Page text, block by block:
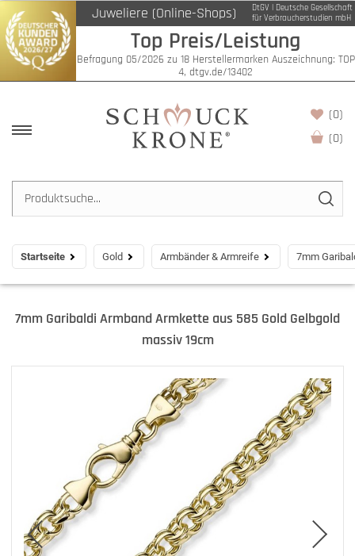
Juweliere (Online-Shops)
DtGV | Deutsche Gesellschaft
für Verbraucherstudien mbH
Top Preis/Leistung
Befragung 05/2026 zu 18 Herstellermarken Auszeichnung: TOP
4, dtgv.de/13402
(0)
(0)
Startseite Gold Armbänder & Armreife 7mm
7mm Garibaldi Armband Armkette aus 585 Gold Gelbgold
massiv 19cm